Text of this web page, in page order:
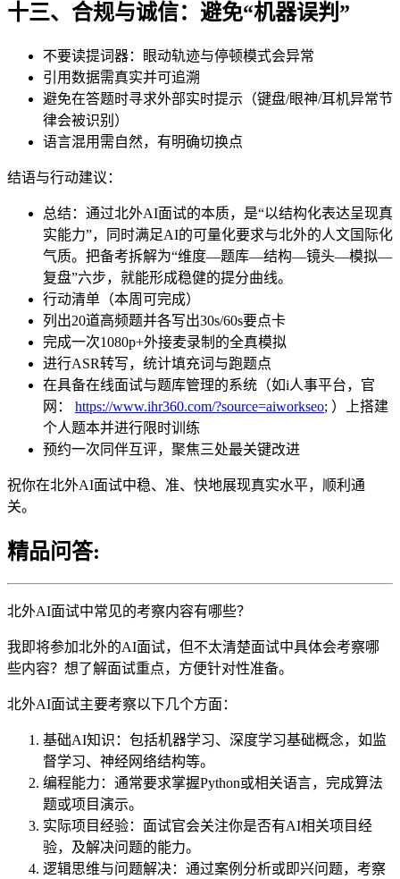
十三、合规与诚信：避免“机器误判”
不要读提词器：眼动轨迹与停顿模式会异常
引用数据需真实并可追溯
避免在答题时寻求外部实时提示（键盘/眼神/耳机异常节
律会被识别）
语言混用需自然，有明确切换点
结语与行动建议：
总结：通过北外AI面试的本质，是“以结构化表达呈现真
实能力”，同时满足AI的可量化要求与北外的人文国际化
气质。把备考拆解为“维度—题库—结构—镜头—模拟—
复盘”六步，就能形成稳健的提分曲线。
行动清单（本周可完成）
列出20道高频题并各写出30s/60s要点卡
完成一次1080p+外接麦录制的全真模拟
进行ASR转写，统计填充词与跑题点
在具备在线面试与题库管理的系统（如i人事平台，官
网：
https://www.ihr360.com/?source=aiworkseo; ）上搭建
个人题本并进行限时训练
预约一次同伴互评，聚焦三处最关键改进
祝你在北外AI面试中稳、准、快地展现真实水平，顺利通
关。
精品问答:
北外AI面试中常见的考察内容有哪些？
我即将参加北外的AI面试，但不太清楚面试中具体会考察哪
些内容？想了解面试重点，方便针对性准备。
北外AI面试主要考察以下几个方面：
基础AI知识：包括机器学习、深度学习基础概念，如监
督学习、神经网络结构等。
编程能力：通常要求掌握Python或相关语言，完成算法
题或项目演示。
实际项目经验：面试官会关注你是否有AI相关项目经
验，及解决问题的能力。
逻辑思维与问题解决：通过案例分析或即兴问题，考察